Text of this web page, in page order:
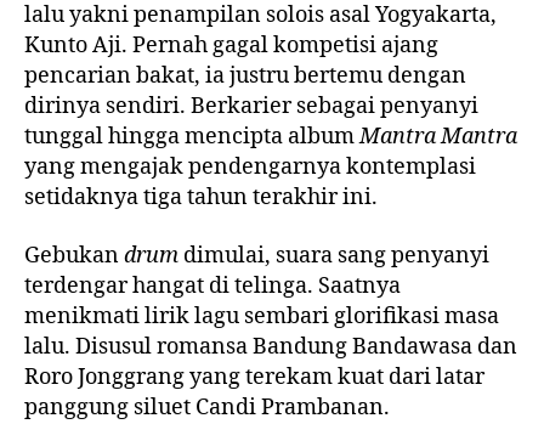
lalu yakni penampilan solois asal Yogyakarta,
Kunto Aji. Pernah gagal kompetisi ajang
pencarian bakat, ia justru bertemu dengan
dirinya sendiri. Berkarier sebagai penyanyi
tunggal hingga mencipta albumMantra Mantra
yang mengajak pendengarnya kontemplasi
setidaknya tiga tahun terakhir ini.
Gebukandrum dimulai, suara sang penyanyi
terdengar hangat di telinga. Saatnya
menikmati lirik lagu sembari glorifikasi masa
lalu. Disusul romansa Bandung Bandawasa dan
Roro Jonggrang yang terekam kuat dari latar
panggung siluet Candi Prambanan.